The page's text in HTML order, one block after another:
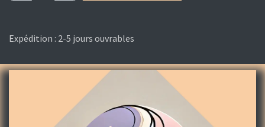
Expédition : 2-5 jours ouvrables